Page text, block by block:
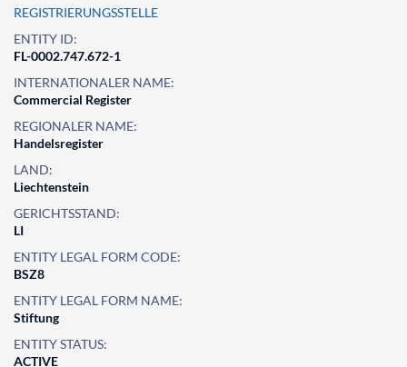
REGISTRIERUNGSSTELLE
ENTITY ID:
FL-0002.747.672-1
INTERNATIONALER NAME:
Commercial Register
REGIONALER NAME:
Handelsregister
LAND:
Liechtenstein
GERICHTSSTAND:
LI
ENTITY LEGAL FORM CODE:
BSZ8
ENTITY LEGAL FORM NAME:
Stiftung
ENTITY STATUS:
ACTIVE